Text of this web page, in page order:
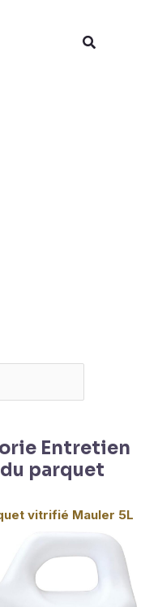
Entretien
parquet
vitrifié Mauler 5L